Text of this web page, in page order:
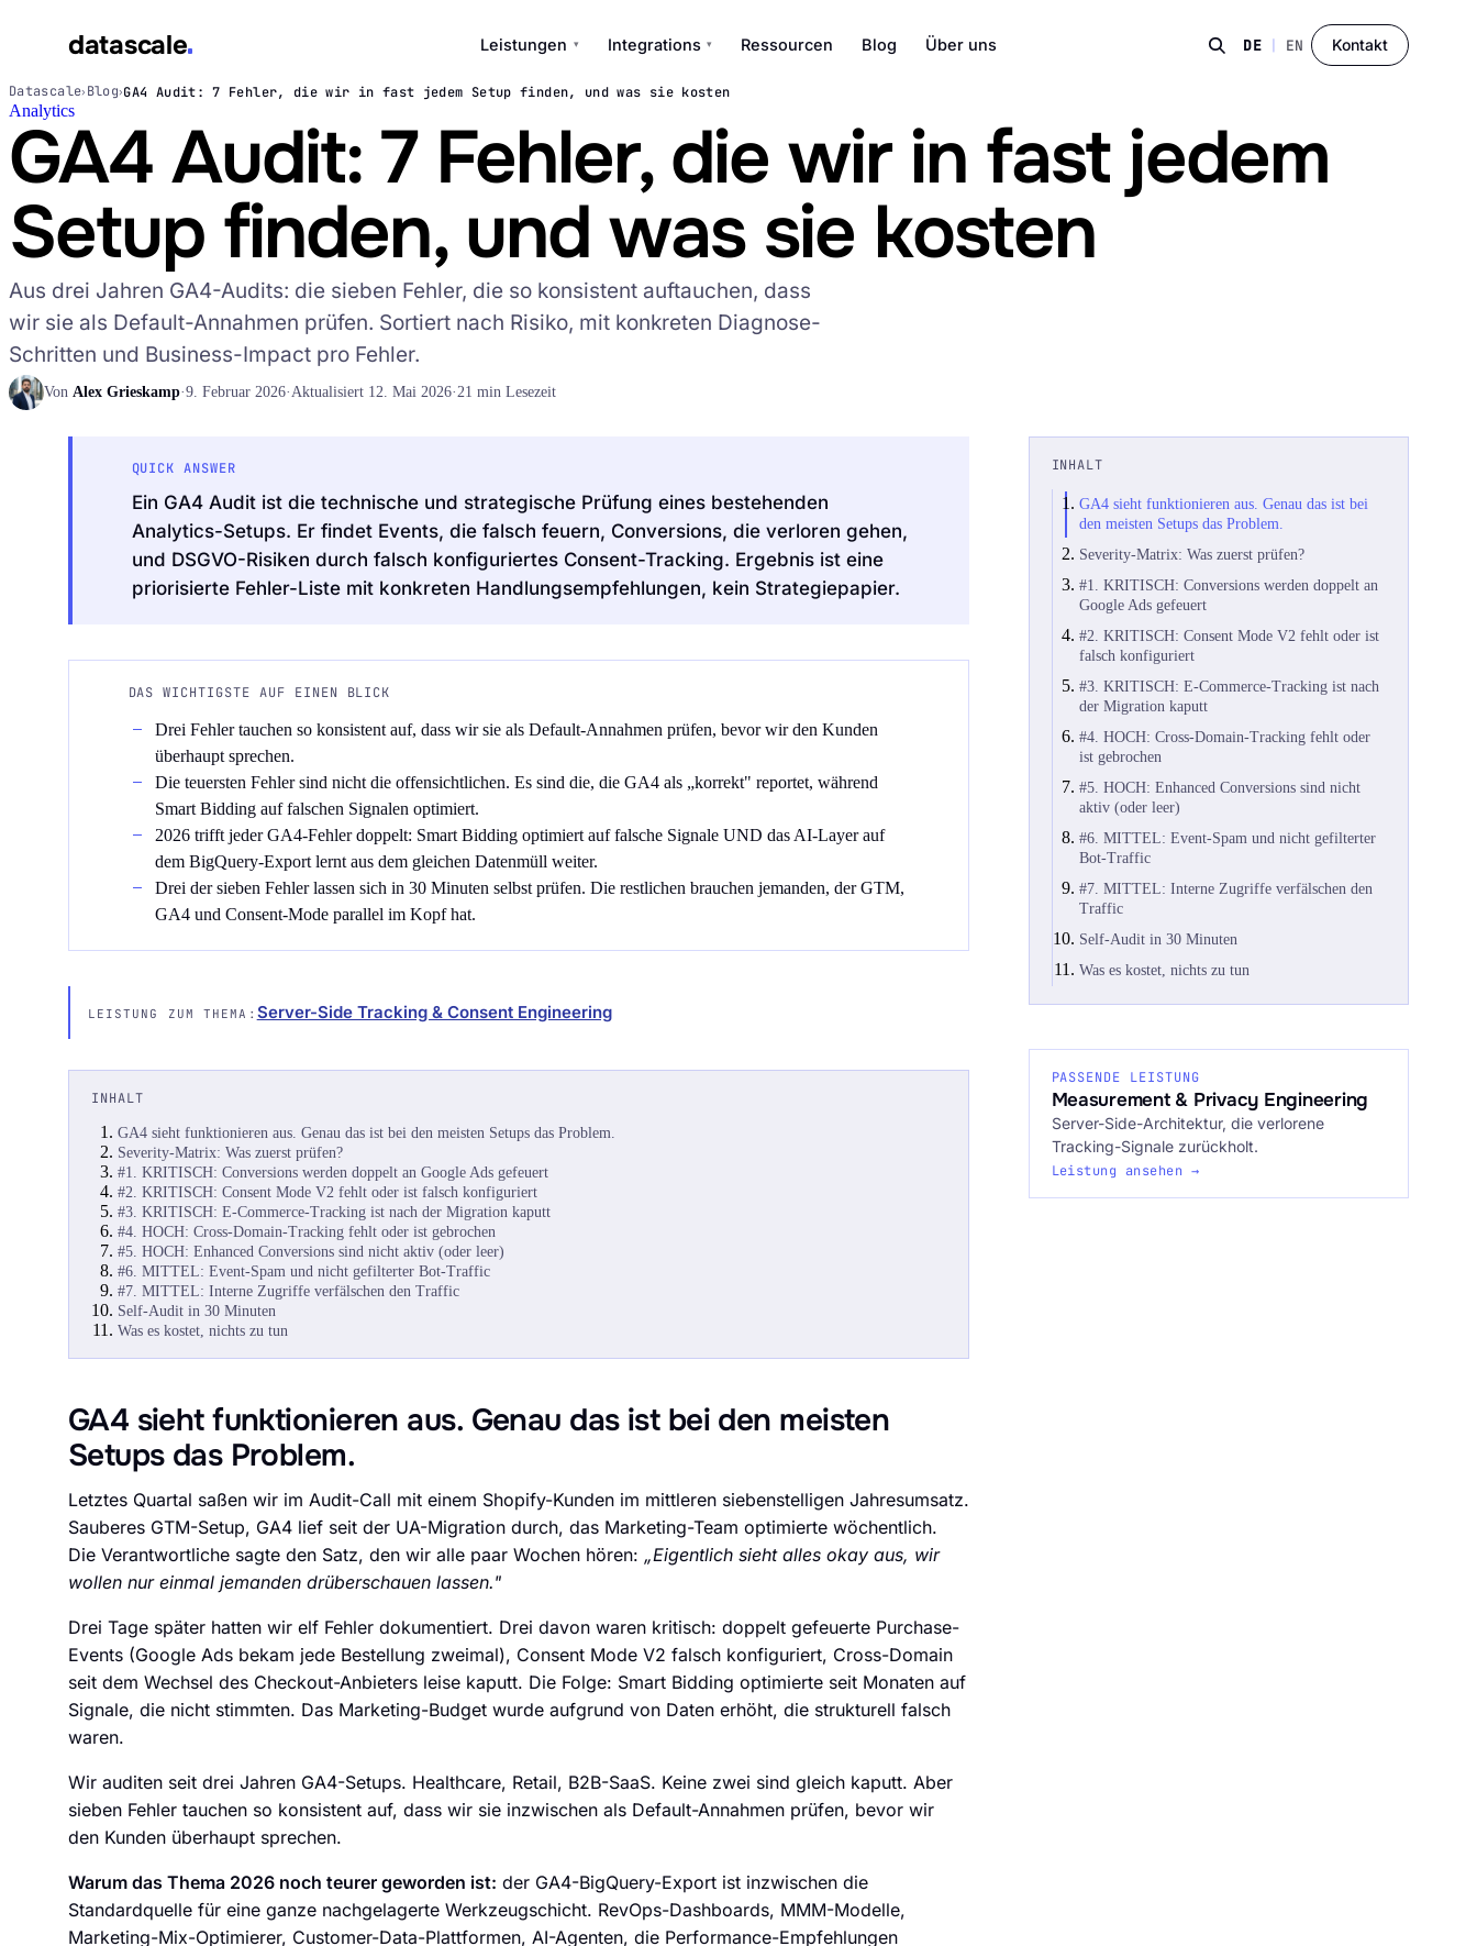
datascale Leistungen ▾ Integrations ▾ Ressourcen Blog Über uns DE EN Kontakt
datascale
Leistungen ▾
Integrations
hello@datascale.de
+49 89 921 35 623
Datascale› Blog›GA4 Audit: 7 Fehler, die wir in fast jedem Setup finden, und was sie kosten
Analytics
GA4 Audit: 7 Fehler, die wir in fast jedem
Setup finden, und was sie kosten
Aus drei Jahren GA4-Audits: die sieben Fehler, die so konsistent auftauchen, dass
wir sie als Default-Annahmen prüfen. Sortiert nach Risiko, mit konkreten Diagnose-
Schritten und Business-Impact pro Fehler.
Von Alex Grieskamp·9. Februar 2026·Aktualisiert 12. Mai 2026·21 min Lesezeit
QUICK ANSWER
Ein GA4 Audit ist die technische und strategische Prüfung eines bestehenden
Analytics-Setups. Er findet Events, die falsch feuern, Conversions, die verloren gehen,
und DSGVO-Risiken durch falsch konfiguriertes Consent-Tracking. Ergebnis ist eine
priorisierte Fehler-Liste mit konkreten Handlungsempfehlungen, kein Strategiepapier.
DAS WICHTIGSTE AUF EINEN BLICK
Drei Fehler tauchen so konsistent auf, dass wir sie als Default-Annahmen prüfen, bevor wir den Kunden
überhaupt sprechen.
Die teuersten Fehler sind nicht die offensichtlichen. Es sind die, die GA4 als „korrekt" reportet, während
Smart Bidding auf falschen Signalen optimiert.
2026 trifft jeder GA4-Fehler doppelt: Smart Bidding optimiert auf falsche Signale UND das AI-Layer auf
dem BigQuery-Export lernt aus dem gleichen Datenmüll weiter.
Drei der sieben Fehler lassen sich in 30 Minuten selbst prüfen. Die restlichen brauchen jemanden, der GTM,
GA4 und Consent-Mode parallel im Kopf hat.
LEISTUNG ZUM THEMA: Server-Side Tracking & Consent Engineering
INHALT
GA4 sieht funktionieren aus. Genau das ist bei den meisten Setups das Problem.
Severity-Matrix: Was zuerst prüfen?
#1. KRITISCH: Conversions werden doppelt an Google Ads gefeuert
#2. KRITISCH: Consent Mode V2 fehlt oder ist falsch konfiguriert
#3. KRITISCH: E-Commerce-Tracking ist nach der Migration kaputt
#4. HOCH: Cross-Domain-Tracking fehlt oder ist gebrochen
#5. HOCH: Enhanced Conversions sind nicht aktiv (oder leer)
#6. MITTEL: Event-Spam und nicht gefilterter Bot-Traffic
#7. MITTEL: Interne Zugriffe verfälschen den Traffic
Self-Audit in 30 Minuten
Was es kostet, nichts zu tun
GA4 sieht funktionieren aus. Genau das ist bei den meisten
Setups das Problem.
Letztes Quartal saßen wir im Audit-Call mit einem Shopify-Kunden im mittleren siebenstelligen Jahresumsatz.
Sauberes GTM-Setup, GA4 lief seit der UA-Migration durch, das Marketing-Team optimierte wöchentlich.
Die Verantwortliche sagte den Satz, den wir alle paar Wochen hören: „Eigentlich sieht alles okay aus, wir
wollen nur einmal jemanden drüberschauen lassen."
Drei Tage später hatten wir elf Fehler dokumentiert. Drei davon waren kritisch: doppelt gefeuerte Purchase-
Events (Google Ads bekam jede Bestellung zweimal), Consent Mode V2 falsch konfiguriert, Cross-Domain
seit dem Wechsel des Checkout-Anbieters leise kaputt. Die Folge: Smart Bidding optimierte seit Monaten auf
Signale, die nicht stimmten. Das Marketing-Budget wurde aufgrund von Daten erhöht, die strukturell falsch
waren.
Wir auditen seit drei Jahren GA4-Setups. Healthcare, Retail, B2B-SaaS. Keine zwei sind gleich kaputt. Aber
sieben Fehler tauchen so konsistent auf, dass wir sie inzwischen als Default-Annahmen prüfen, bevor wir
den Kunden überhaupt sprechen.
Warum das Thema 2026 noch teurer geworden ist: der GA4-BigQuery-Export ist inzwischen die
Standardquelle für eine ganze nachgelagerte Werkzeugschicht. RevOps-Dashboards, MMM-Modelle,
Marketing-Mix-Optimierer, Customer-Data-Plattformen, AI-Agenten, die Performance-Empfehlungen
INHALT
GA4 sieht funktionieren aus. Genau das ist bei
den meisten Setups das Problem.
Severity-Matrix: Was zuerst prüfen?
#1. KRITISCH: Conversions werden doppelt an
Google Ads gefeuert
#2. KRITISCH: Consent Mode V2 fehlt oder ist
falsch konfiguriert
#3. KRITISCH: E-Commerce-Tracking ist nach
der Migration kaputt
#4. HOCH: Cross-Domain-Tracking fehlt oder
ist gebrochen
#5. HOCH: Enhanced Conversions sind nicht
aktiv (oder leer)
#6. MITTEL: Event-Spam und nicht gefilterter
Bot-Traffic
#7. MITTEL: Interne Zugriffe verfälschen den
Traffic
Self-Audit in 30 Minuten
Was es kostet, nichts zu tun
PASSENDE LEISTUNG
Measurement & Privacy Engineering
Server-Side-Architektur, die verlorene
Tracking-Signale zurückholt.
Leistung ansehen →